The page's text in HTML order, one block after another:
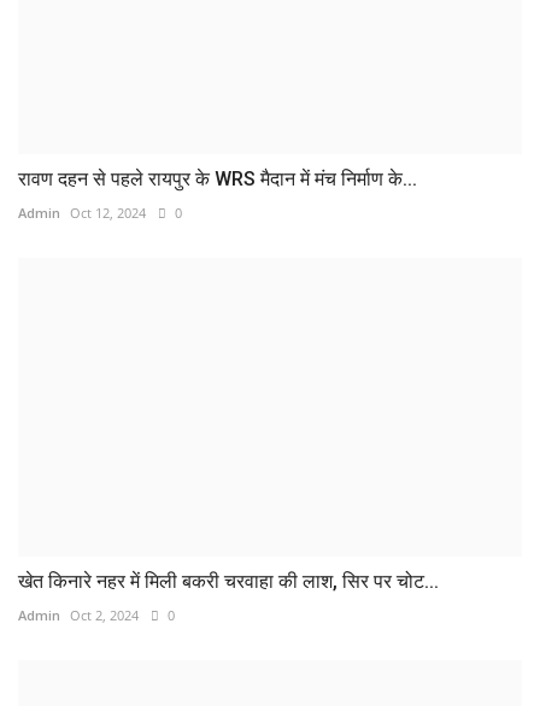
रावण दहन से पहले रायपुर के WRS मैदान में मंच निर्माण के...
Admin Oct 12, 2024 0
खेत किनारे नहर में मिली बकरी चरवाहा की लाश, सिर पर चोट...
Admin Oct 2, 2024 0